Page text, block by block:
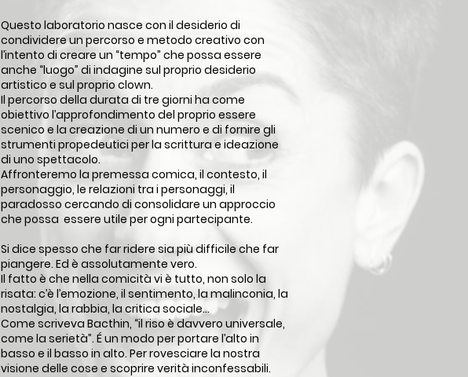
Questo laboratorio nasce con il desiderio di
condividere un percorso e metodo creativo con
l’intento di creare un “tempo” che possa essere
anche “luogo” di indagine sul proprio desiderio
artistico e sul proprio clown.
Il percorso della durata di tre giorni ha come
obiettivo l’approfondimento del proprio essere
scenico e la creazione di un numero e di fornire gli
strumenti propedeutici per la scrittura e ideazione
di uno spettacolo.
Affronteremo la premessa comica, il contesto, il
personaggio, le relazioni tra i personaggi, il
paradosso cercando di consolidare un approccio
che possa essere utile per ogni partecipante.
Si dice spesso che far ridere sia più difficile che far
piangere. Ed è assolutamente vero.
Il fatto è che nella comicità vi è tutto, non solo la
risata: c’è l’emozione, il sentimento, la malinconia, la
nostalgia, la rabbia, la critica sociale…
Come scriveva Bacthin, “il riso è davvero universale,
come la serietà”. É un modo per portare l’alto in
basso e il basso in alto. Per rovesciare la nostra
visione delle cose e scoprire verità inconfessabili.